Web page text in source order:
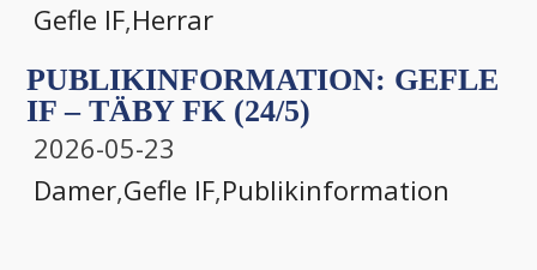
Gefle IF,Herrar
PUBLIKINFORMATION: GEFLE
IF – TÄBY FK (24/5)
2026-05-23
Damer,Gefle IF,Publikinformation